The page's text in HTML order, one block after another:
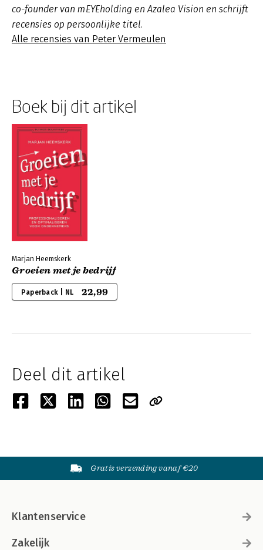
co-founder van mEYEholding en Azalea Vision en schrijft
recensies op persoonlijke titel.
Alle recensies van Peter Vermeulen
Boek bij dit artikel
Marjan Heemskerk
Groeien met je bedrijf
Paperback | NL 22,99
Deel dit artikel
Gratis verzending vanaf €20
Klantenservice
Zakelijk